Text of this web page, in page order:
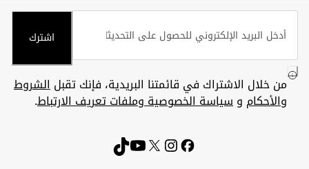
اشترك
من خلال الاشتراك في قائمتنا البريدية، فإنك تقبلالشروط
والأحكام وسياسة الخصوصية وملفات تعريف الارتباط.